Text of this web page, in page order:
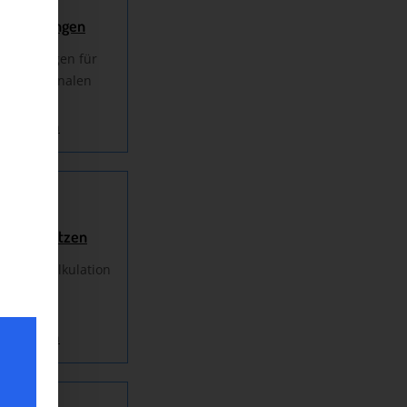
für
internationalen
einschätzen
Kostenkalkulation